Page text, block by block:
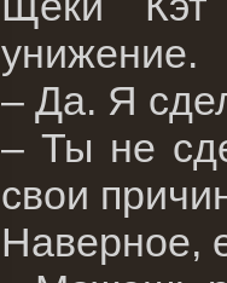
унижение.
– Да. Я
– Ты не
свои
Наверное,